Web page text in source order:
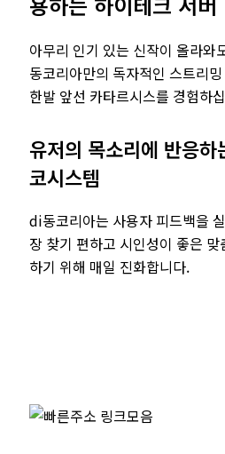
아무리 인기 있는 신작이 올라와
동코리아만의 독자적인 스트리
한발 앞선 카타르시스를 경험하
유저의 목소리에 반응
코시스템
di동코리아는 사용자 피드백을
장 찾기 편하고 시인성이 좋은
하기 위해 매일 진화합니다.